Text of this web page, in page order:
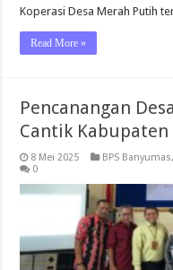
Koperasi Desa Merah Putih
Read More »
Pencanangan
Cantik Kabupaten
8 Mei 2025 BPS Banyumas,
0